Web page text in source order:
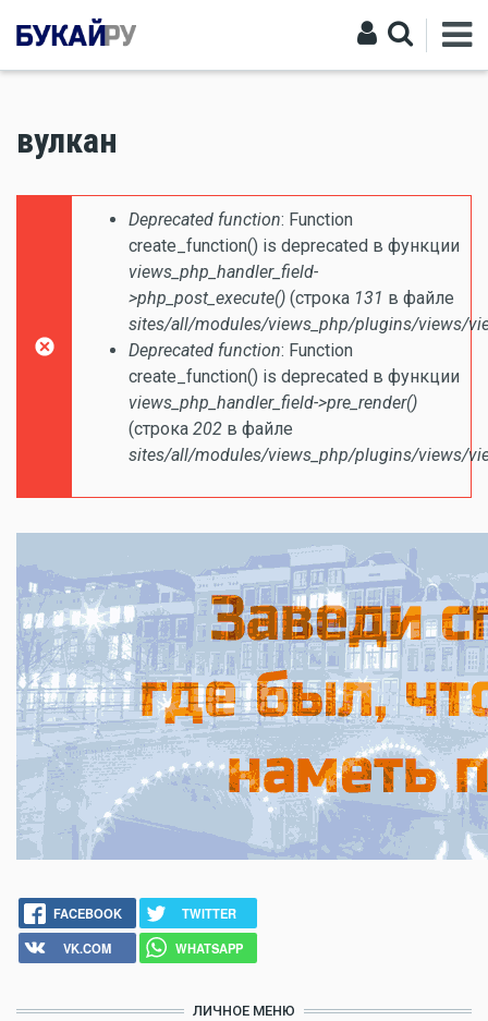
вулкан
Сообщение об ошибке
Deprecated function: Function
create_function() is deprecated в функции
views_php_handler_field-
>php_post_execute() (строка 131 в файле
sites/all/modules/views_php/plugins/views/
Deprecated function: Function
create_function() is deprecated в функции
views_php_handler_field->pre_render()
(строка 202 в файле
sites/all/modules/views_php/plugins/views/
FACEBOOK
TWITTER
VK.COM
WHATSAPP
ЛИЧНОЕ МЕНЮ